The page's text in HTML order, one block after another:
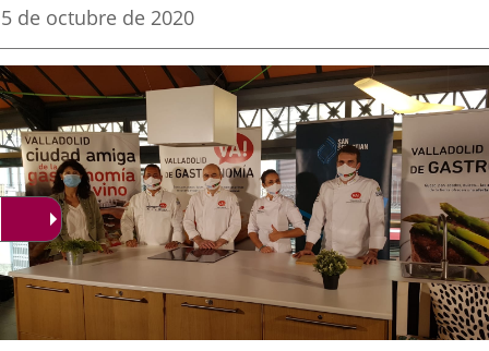
aplicación
externa.
aplicación
externa.
Fecha
la
noticia
5 de octubre de 2020